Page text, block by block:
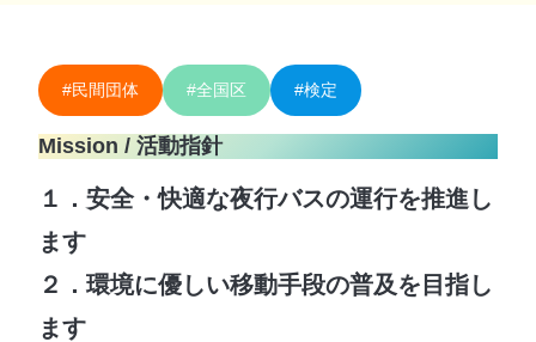
#民間団体 #全国区 #検定
Mission / 活動指針
１．安全・快適な夜行バスの運行を推進し
ます
２．環境に優しい移動手段の普及を目指し
ます